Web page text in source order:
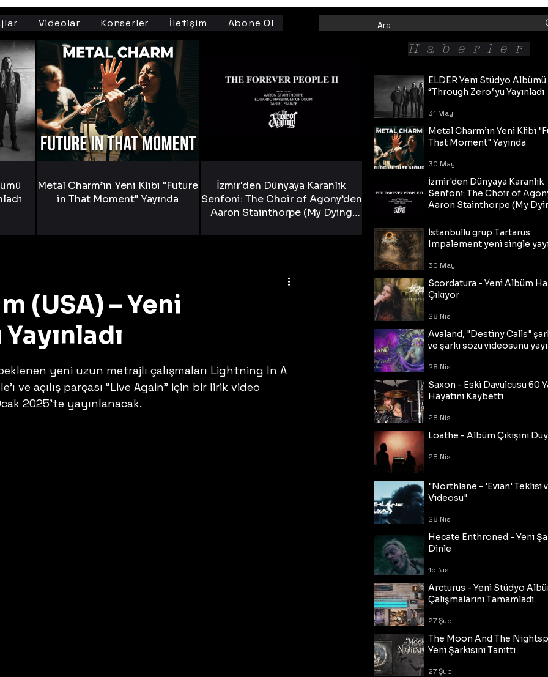
Videolar Konserler İletişim Abone Ol
(USA) – Yeni
Yayınladı
yeni uzun metrajlı çalışmaları Lightning In A
ve açılış parçası “Live Again” için bir lirik video
2025’te yayınlanacak.
Metal Charm’ın Yeni Klibi "Future
in That Moment" Yayında
İzmir'den Dünyaya Karanlık
Senfoni: The Choir of Agony’den
Aaron Stainthorpe (My Dying
ELDER Yeni Stüdyo Albümü
“Through Zero”yu Yayınladı
31 May
Metal Charm’ın Yeni Klibi
That Moment" Yayında
30 May
İzmir'den Dünyaya Karanlık
Senfoni: The Choir of
Aaron Stainthorpe (My
Tekli!
30 May
İstanbullu grup Tartarus
Impalement yeni single
30 May
Scordatura - Yeni Albüm
Çıkıyor
28 Nis
Avaland, "Destiny Calls"
ve şarkı sözü videosunu
28 Nis
Saxon - Eski Davulcusu 60
Hayatını Kaybetti
28 Nis
Loathe - Albüm Çıkışını
28 Nis
"Northlane - 'Evian' Teklisi
Videosu"
28 Nis
Hecate Enthroned - Yeni
Dinle
15 Nis
Arcturus - Yeni Stüdyo
Çalışmalarını Tamamladı
27 Şub
The Moon And The
Yeni Şarkısını Tanıttı
27 Şub
Haberler